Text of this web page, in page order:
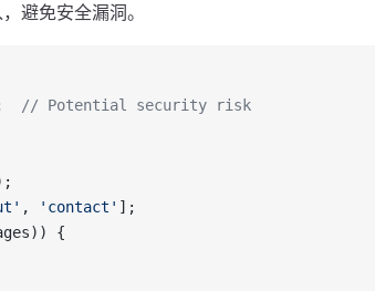
避免安全漏洞。
// Potential security risk
, 'contact' ];
{